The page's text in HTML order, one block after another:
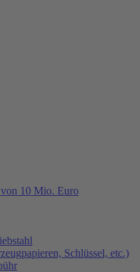
10 Mio. Euro
Schlüssel, etc.)